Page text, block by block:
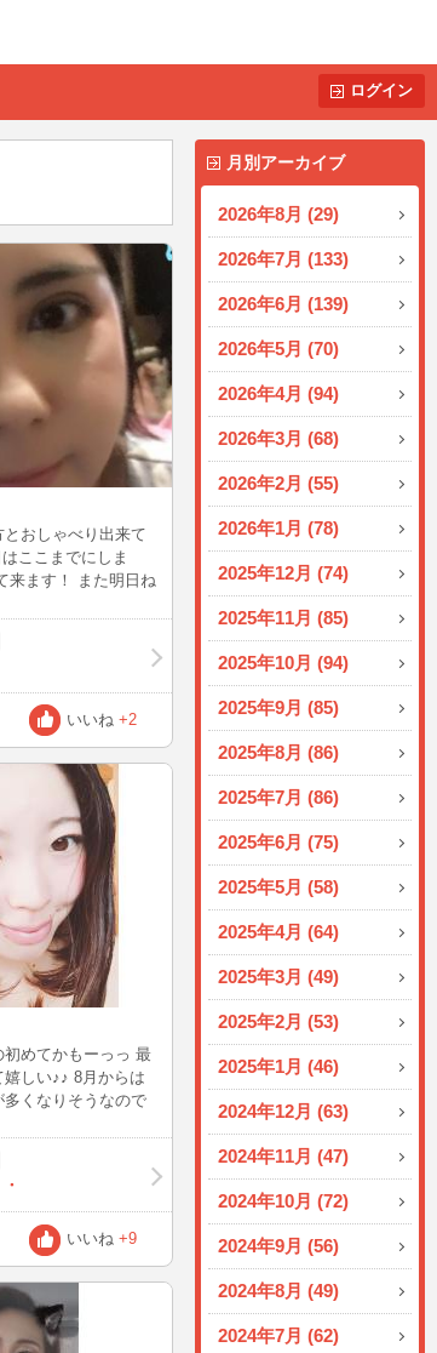
ログイン
月別アーカイブ
2026年8月 (29)
2026年7月 (133)
2026年6月 (139)
2026年5月 (70)
2026年4月 (94)
2026年3月 (68)
2026年2月 (55)
2026年1月 (78)
2025年12月 (74)
2025年11月 (85)
2025年10月 (94)
2025年9月 (85)
2025年8月 (86)
2025年7月 (86)
2025年6月 (75)
2025年5月 (58)
2025年4月 (64)
2025年3月 (49)
2025年2月 (53)
2025年1月 (46)
2024年12月 (63)
2024年11月 (47)
2024年10月 (72)
2024年9月 (56)
2024年8月 (49)
2024年7月 (62)
おしゃべり出来て
ここまでにしま
来ます！ また明日ね
いいね +2
めてかもーっっ 最
しい♪♪ 8月からは
多くなりそうなので
ユーザーさんはな
れませんが、、、
ですねっ 暑いので
しないとですね☺️
いいね +9